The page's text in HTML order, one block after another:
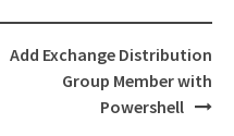
Add Exchange Distribution
Group Member with
Powershell